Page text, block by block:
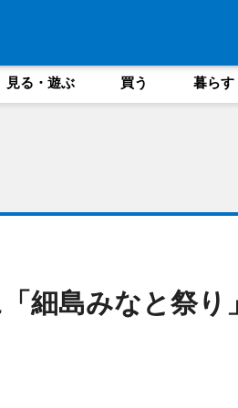
見る・遊ぶ 買う 暮らす
細島みなと祭